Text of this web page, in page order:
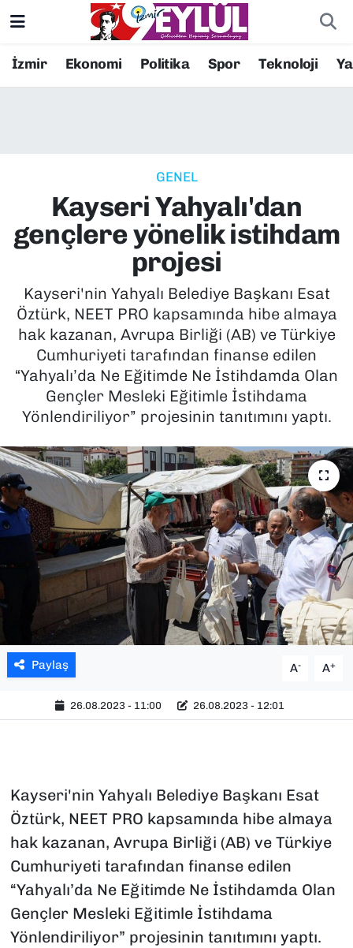
İzmir Ekonomi Politika Spor Teknoloji
GENEL
Kayseri Yahyalı'dan
gençlere yönelik istihdam
projesi
Kayseri'nin Yahyalı Belediye Başkanı Esat
Öztürk, NEET PRO kapsamında hibe almaya
hak kazanan, Avrupa Birliği (AB) ve Türkiye
Cumhuriyeti tarafından finanse edilen
“Yahyalı’da Ne Eğitimde Ne İstihdamda Olan
Gençler Mesleki Eğitimle İstihdama
Yönlendiriliyor” projesinin tanıtımını yaptı.
Paylaş A- A+
26.08.2023 - 11:00 26.08.2023 - 12:01
Kayseri'nin Yahyalı Belediye Başkanı Esat
Öztürk, NEET PRO kapsamında hibe almaya
hak kazanan, Avrupa Birliği (AB) ve Türkiye
Cumhuriyeti tarafından finanse edilen
“Yahyalı’da Ne Eğitimde Ne İstihdamda Olan
Gençler Mesleki Eğitimle İstihdama
Yönlendiriliyor” projesinin tanıtımını yaptı.
Resmi İlanlar
EKONOMİ
KÜLTÜR SANAT
MAGAZİN
POLİTİKA
SAĞLIK
SPOR
TEKNOLOJİ
YAŞAM
YEREL YÖNETİMLER
Konak Nöbetçi Eczaneler
Süper Lig Puan Durumu ve Fikstür
Tüm Manşetler
Son Dakika Haberleri
Haber Arşivi